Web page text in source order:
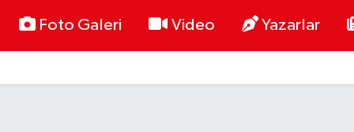
Foto Galeri Video Yazarlar